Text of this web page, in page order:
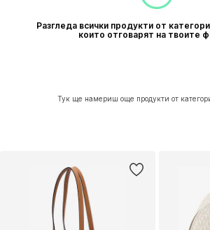
Разгледа всички продукти от
които отговарят на твоите
Тук ще намериш още продукти от